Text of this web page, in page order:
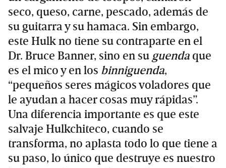
seco, queso, carne, pescado, además de
su guitarra y su hamaca. Sin embargo,
este Hulk no tiene su contraparte en el
Dr. Bruce Banner, sino en su guenda que
es el mico y en los binniguenda,
“pequeños seres mágicos voladores que
le ayudan a hacer cosas muy rápidas”.
Una diferencia importante es que este
salvaje Hulkchiteco, cuando se
transforma, no aplasta todo lo que tiene a
su paso, lo único que destruye es nuestro